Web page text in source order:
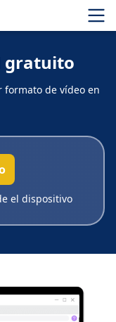
gratuito
formato de vídeo en
el dispositivo